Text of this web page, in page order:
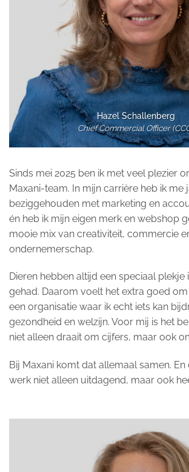
Hazel Schallenberg
Chief Commercial Officer
Sinds mei 2025 ben ik met veel plezier
Maxani-team. In mijn carrière heb ik me
beziggehouden met marketing en
én heb ik mijn eigen merk en webshop
mooie mix van creativiteit, commercie
ondernemerschap.
Dieren hebben altijd een speciaal plekje
gehad. Daarom voelt het extra goed
een organisatie waar ik echt iets kan
gezondheid en welzijn. Voor mij is het
niet alleen draait om cijfers, maar ook
Bij Maxani komt dat allemaal samen.
werk niet alleen uitdagend, maar ook